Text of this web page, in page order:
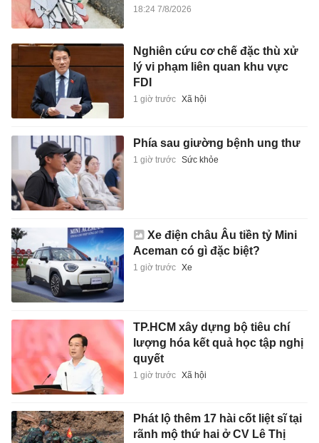
18:24 7/8/2026
Nghiên cứu cơ chế đặc thù xử
lý vi phạm liên quan khu vực
FDI
1 giờ trước Xã hội
Phía sau giường bệnh ung thư
1 giờ trước Sức khỏe
Xe điện châu Âu tiền tỷ Mini
Aceman có gì đặc biệt?
1 giờ trước Xe
TP.HCM xây dựng bộ tiêu chí
lượng hóa kết quả học tập nghị
quyết
1 giờ trước Xã hội
Phát lộ thêm 17 hài cốt liệt sĩ tại
rãnh mộ thứ hai ở CV Lê Thị